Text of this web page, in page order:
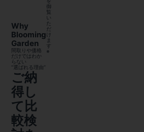
Why
Blooming
Garden
間取りや価格
だけではわか
らない
“選ばれる理由”
ご納
得し
て比
較検
御
覧
い
た
だ
け
ま
す
※